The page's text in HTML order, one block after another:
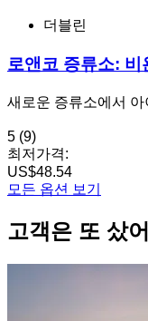
더블린
로앤코 증류소: 비
새로운 증류소에서 아
5 (9)
최저가격:
US$48.54
모든 옵션 보기
고객은 또 샀